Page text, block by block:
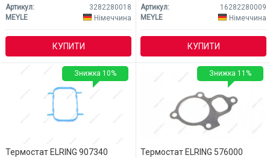
Артикул:
3282280018
MEYLE
Німеччина
КУПИТИ
Артикул:
16282280009
MEYLE
Німеччина
КУПИТИ
Термостат ELRING 907340
Знижка 10%
Термостат ELRING 576000
Знижка 11%